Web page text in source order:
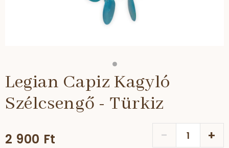
Legian Capiz Kagyló
Szélcsengő - Türkiz
2 900 Ft - +